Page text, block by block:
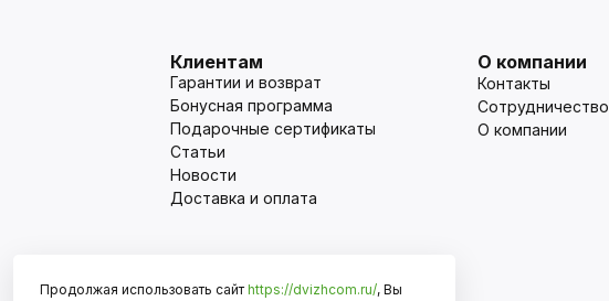
Клиентам
Гарантии и возврат
Бонусная программа
Подарочные сертификаты
Статьи
Новости
Доставка и оплата
О компании
Контакты
Сотрудничество
О компании
Продолжая использовать сайт https://dvizhcom.ru/, Вы